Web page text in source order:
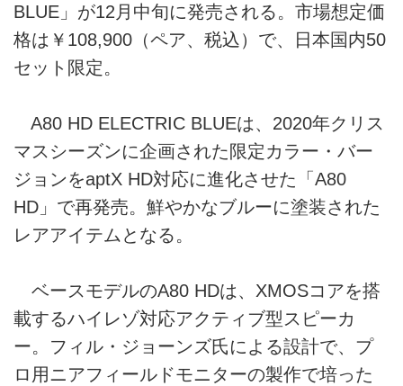
BLUE」が12月中旬に発売される。市場想定価
格は￥108,900（ペア、税込）で、日本国内50
セット限定。
A80 HD ELECTRIC BLUEは、2020年クリス
マスシーズンに企画された限定カラー・バー
ジョンをaptX HD対応に進化させた「A80
HD」で再発売。鮮やかなブルーに塗装された
レアアイテムとなる。
ベースモデルのA80 HDは、XMOSコアを搭
載するハイレゾ対応アクティブ型スピーカ
ー。フィル・ジョーンズ氏による設計で、プ
ロ用ニアフィールドモニターの製作で培った